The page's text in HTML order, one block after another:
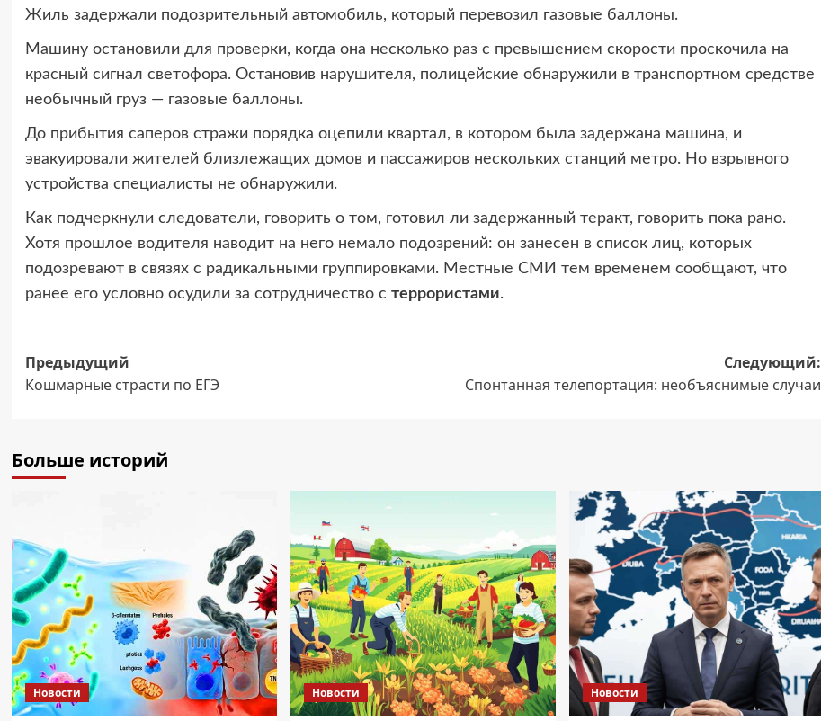
Жиль задержали подозрительный автомобиль, который перевозил газовые баллоны.
Машину остановили для проверки, когда она несколько раз с превышением скорости проскочила на
красный сигнал светофора. Остановив нарушителя, полицейские обнаружили в транспортном средстве
необычный груз — газовые баллоны.
До прибытия саперов стражи порядка оцепили квартал, в котором была задержана машина, и
эвакуировали жителей близлежащих домов и пассажиров нескольких станций метро. Но взрывного
устройства специалисты не обнаружили.
Как подчеркнули следователи, говорить о том, готовил ли задержанный теракт, говорить пока рано.
Хотя прошлое водителя наводит на него немало подозрений: он занесен в список лиц, которых
подозревают в связях с радикальными группировками. Местные СМИ тем временем сообщают, что
ранее его условно осудили за сотрудничество с террористами.
Навигация
записи
Предыдущий
Кошмарные страсти по ЕГЭ
Следующий:
Спонтанная телепортация: необъяснимые случаи
Больше историй
Новости Новости Новости